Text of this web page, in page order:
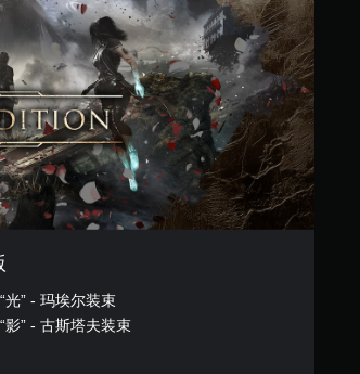
“光” - 玛埃尔装束
“影” - 古斯塔夫装束